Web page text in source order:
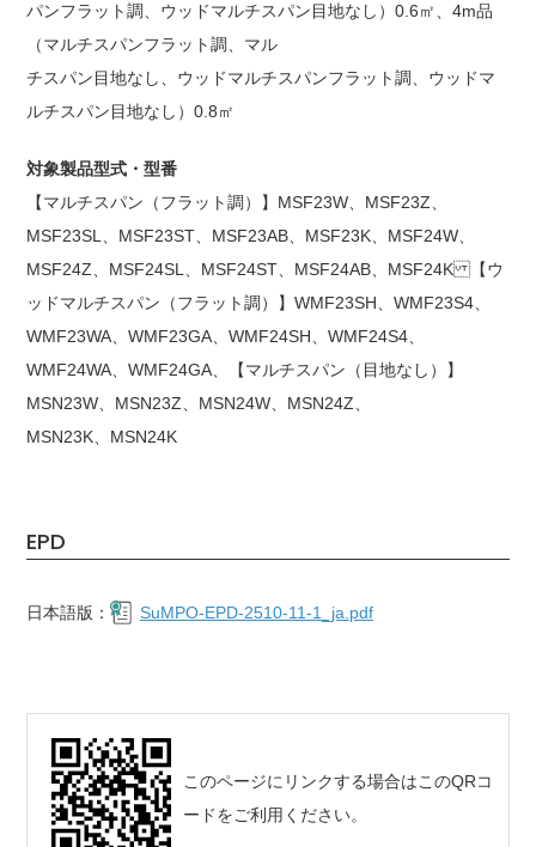
パンフラット調、ウッドマルチスパン目地なし）0.6㎡、4m品
（マルチスパンフラット調、マル
チスパン目地なし、ウッドマルチスパンフラット調、ウッドマ
ルチスパン目地なし）0.8㎡
対象製品型式・型番
【マルチスパン（フラット調）】MSF23W、MSF23Z、
MSF23SL、MSF23ST、MSF23AB、 MSF23K、MSF24W、
MSF24Z、MSF24SL、MSF24ST、MSF24AB、MSF24K 【ウ
ッドマルチスパン（フラット調）】WMF23SH、WMF23S4、
WMF23WA、 WMF23GA、WMF24SH、WMF24S4、
WMF24WA、WMF24GA、 【マルチスパン（目地なし）】
MSN23W、MSN23Z、MSN24W、MSN24Z、
MSN23K、 MSN24K
EPD
日本語版： SuMPO-EPD-2510-11-1_ja.pdf
このページにリンクする場合はこのQRコ
ードをご利用ください。